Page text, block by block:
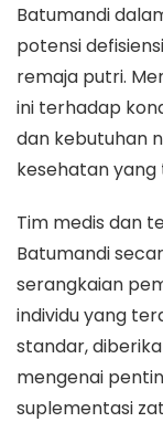
Batumandi
potensi
remaja putri.
ini terhadap
dan kebutuhan
kesehatan
Tim medis dan
Batumandi
serangkaian
individu yang
standar,
mengenai
suplementasi